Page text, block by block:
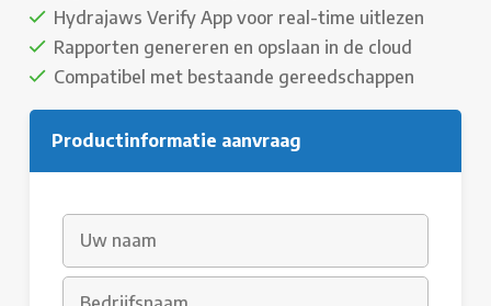
Hydrajaws Verify App voor real-time uitlezen
Rapporten genereren en opslaan in de cloud
Compatibel met bestaande gereedschappen
Productinformatie aanvraag